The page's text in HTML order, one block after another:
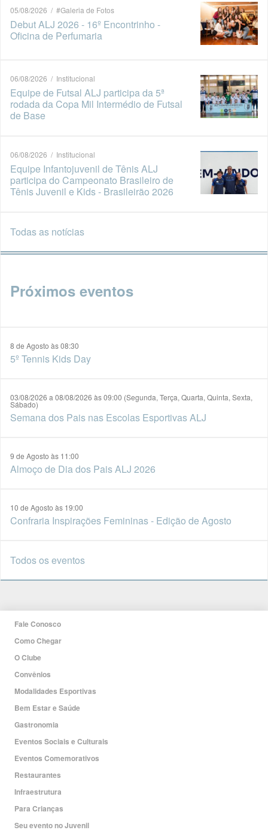
05/08/2026 / #Galeria de Fotos
Debut ALJ 2026 - 16º Encontrinho -
Oficina de Perfumaria
06/08/2026 / Institucional
Equipe de Futsal ALJ participa da 5ª
rodada da Copa Mil Intermédio de Futsal
de Base
06/08/2026 / Institucional
Equipe Infantojuvenil de Tênis ALJ
participa do Campeonato Brasileiro de
Tênis Juvenil e Kids - Brasileirão 2026
Todas as notícias
Próximos eventos
8 de Agosto às 08:30
5º Tennis Kids Day
03/08/2026 a 08/08/2026 às 09:00 (Segunda, Terça, Quarta, Quinta, Sexta,
Sábado)
Semana dos Pais nas Escolas Esportivas ALJ
9 de Agosto às 11:00
Almoço de Dia dos Pais ALJ 2026
10 de Agosto às 19:00
Confraria Inspirações Femininas - Edição de Agosto
Todos os eventos
Fale Conosco
Como Chegar
O Clube
Convênios
Modalidades Esportivas
Bem Estar e Saúde
Gastronomia
Eventos Sociais e Culturais
Eventos Comemorativos
Restaurantes
Infraestrutura
Para Crianças
Seu evento no Juvenil